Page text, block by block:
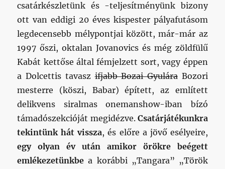
csatárkészletünk és -teljesítményünk bizony
ott van eddigi 20 éves kispester pályafutásom
legdecensebb mélypontjai között, már-már az
1997 őszi, oktalan Jovanovics és még zöldfülű
Kabát kettőse által fémjelzett sort, vagy éppen
a Dolcettis tavaszifjabb Bozai GyuláraBozori
mesterre (köszi, Babar) épített, az említett
delikvens siralmas onemanshow-iban bízó
támadószekcióját megidézve. Csatárjátékunkra
tekintünk hát vissza, és előre a jövő esélyeire,
egy olyan év után amikor örökre beégett
emlékezetünkbea korábbi „Tangara” „Török